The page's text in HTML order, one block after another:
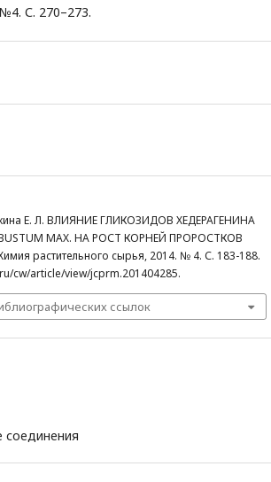
С. 270–273.
Е. Л. ВЛИЯНИЕ ГЛИКОЗИДОВ ХЕДЕРАГЕНИНА
MAX. НА РОСТ КОРНЕЙ ПРОРОСТКОВ
растительного сырья, 2014. № 4. С. 183-188.
cw/article/view/jcprm.201404285.
ссылок
соединения